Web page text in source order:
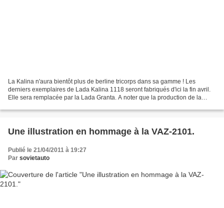
La Kalina n'aura bientôt plus de berline tricorps dans sa gamme ! Les
derniers exemplaires de Lada Kalina 1118 seront fabriqués d'ici la fin avril.
Elle sera remplacée par la Lada Granta. A noter que la production de la
Une illustration en hommage à la VAZ-2101.
Publié le 21/04/2011 à 19:27
Par sovietauto